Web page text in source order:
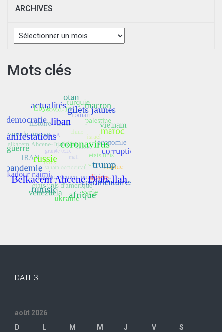
ARCHIVES
Archives
Mots clés
DATES
août 2026
D
L M M J V
S